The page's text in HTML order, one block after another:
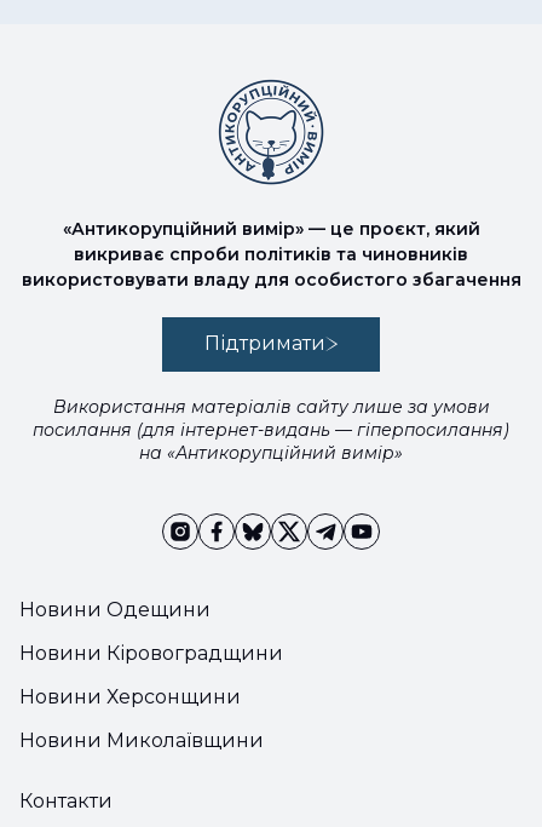
Новини Одещини
Новини Кіровоградщини
Новини Херсонщини
Новини Миколаївщини
«Антикорупційний вимір» — це проєкт, який
викриває спроби політиків та чиновників
використовувати владу для особистого збагачення
Підтримати
Використання матеріалів сайту лише за умови
посилання (для інтернет-видань — гіперпосилання)
на «Антикорупційний вимір»
Контакти